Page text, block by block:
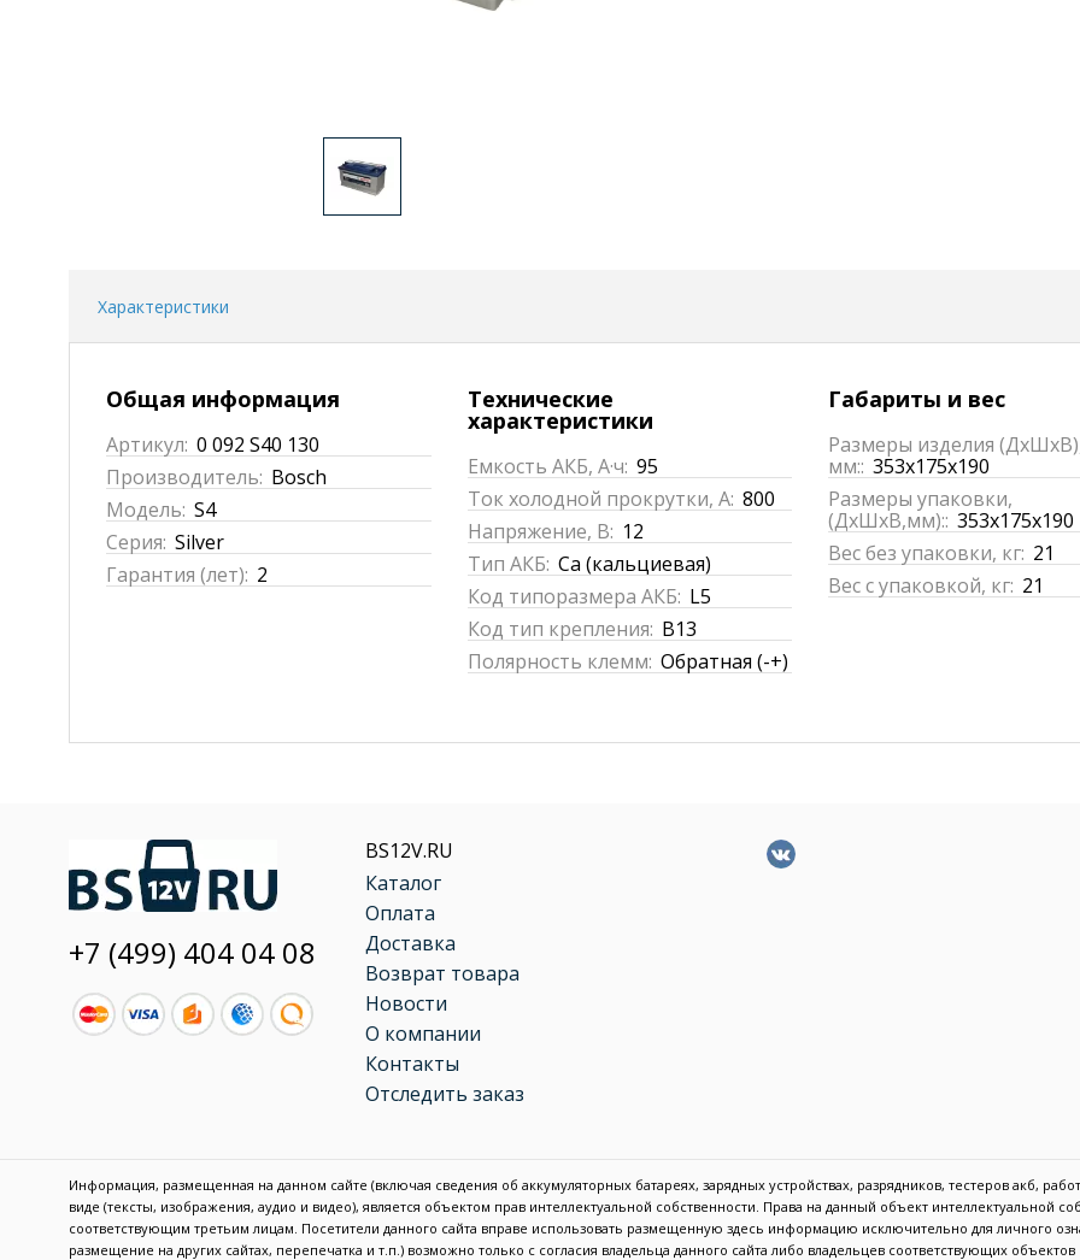
Характеристики
Общая информация
Артикул: 0 092 S40 130
Производитель: Bosch
Модель: S4
Серия: Silver
Гарантия (лет): 2
Технические
характеристики
Емкость АКБ, А·ч: 95
Ток холодной прокрутки, А: 800
Напряжение, В: 12
Тип АКБ: Ca (кальциевая)
Код типоразмера АКБ: L5
Код тип крепления: B13
Полярность клемм: Обратная (-+)
Габариты и вес
Размеры изделия
мм:: 353x175x190
Размеры упаковки,
(ДхШхВ,мм):: 353x175x190
Вес без упаковки, кг: 21
Вес с упаковкой, кг: 21
+7 (499) 404 04 08
BS12V.RU
Каталог
Оплата
Доставка
Возврат товара
Новости
О компании
Контакты
Отследить заказ
Информация, размещенная на данном сайте (включая сведения об аккумуляторных батареях, зарядных устройствах, разрядников, тестеров акб,
виде (тексты, изображения, аудио и видео), является объектом прав интеллектуальной собственности. Права на данный объект интеллектуальной
соответствующим третьим лицам. Посетители данного сайта вправе использовать размещенную здесь информацию исключительно для личного
размещение на других сайтах, перепечатка и т.п.) возможно только с согласия владельца данного сайта либо владельцев соответствующих